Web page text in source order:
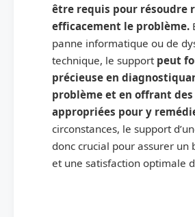
être requis pour résoudre
efficacement le problème.
panne informatique ou de
technique, le support peut
précieuse en
problème et en offrant
appropriées pour y
circonstances, le support
donc crucial pour assurer un
et une satisfaction optimale